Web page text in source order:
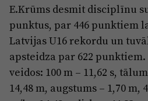
E.Krūms desmit disciplīnu
punktus, par 446 punktiem
Latvijas U16 rekordu un
apsteidza par 622
veidos: 100 m – 11,62 s,
14,48 m, augstums – 1,70 m,